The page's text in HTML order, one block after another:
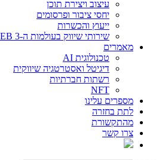
עיצוב ויצירת תוכן
יחסי ציבור ופרסומים
ייעוץ והכשרות
שירותי שיווק בעולמות ה-WEB 3 וה-NFT
מאמרים
טכנולוגית AI
דיגיטל ואסטרטגיה שיווקית
רשתות חברתיות
NFT
מספרים עלינו
לתת בחזרה
מהתקשורת
צרו קשר